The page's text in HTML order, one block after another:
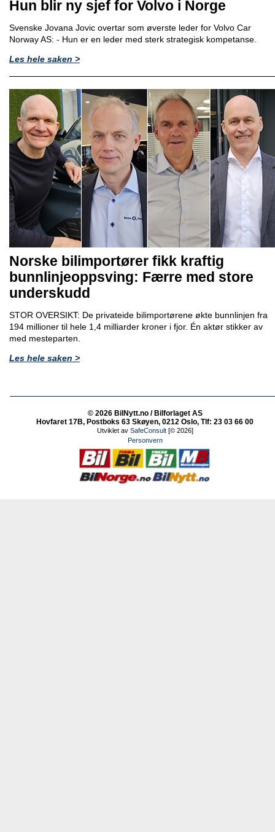
Hun blir ny sjef for Volvo i Norge
Svenske Jovana Jovic overtar som øverste leder for Volvo Car
Norway AS: - Hun er en leder med sterk strategisk kompetanse.
Les hele saken >
Norske bilimportører fikk kraftig
bunnlinjeoppsving: Færre med store
underskudd
STOR OVERSIKT: De privateide bilimportørene økte bunnlinjen fra
194 millioner til hele 1,4 milliarder kroner i fjor. Én aktør stikker av
med mesteparten.
Les hele saken >
© 2026 BilNytt.no / Bilforlaget AS
Hovfaret 17B, Postboks 63 Skøyen, 0212 Oslo, Tlf: 23 03 66 00
Utviklet av SafeConsult[© 2026]
Personvern